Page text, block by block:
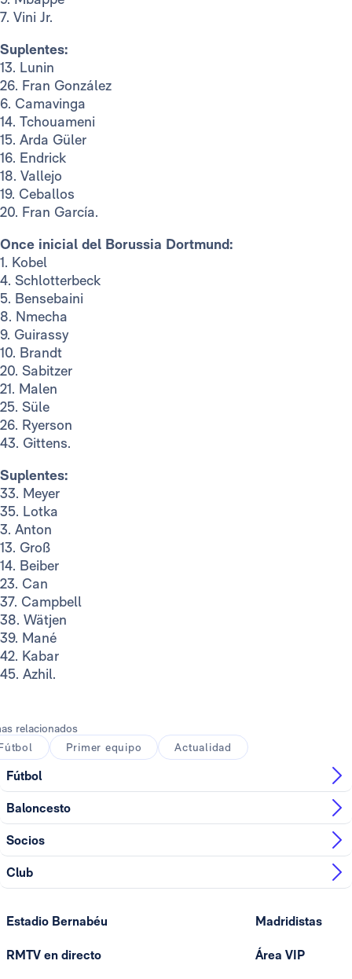
7. Vini Jr.
Suplentes:
13. Lunin
26. Fran González
6. Camavinga
14. Tchouameni
15. Arda Güler
16. Endrick
18. Vallejo
19. Ceballos
20. Fran García.
Once inicial del Borussia Dortmund:
1. Kobel
4. Schlotterbeck
5. Bensebaini
8. Nmecha
9. Guirassy
10. Brandt
20. Sabitzer
21. Malen
25. Süle
26. Ryerson
43. Gittens.
Suplentes:
33. Meyer
35. Lotka
3. Anton
13. Groß
14. Beiber
23. Can
37. Campbell
38. Wätjen
39. Mané
42. Kabar
45. Azhil.
relacionados
Primer equipo Actualidad
Fútbol
Baloncesto
Socios
Club
Estadio Bernabéu
RMTV en directo
Madridistas
Área VIP